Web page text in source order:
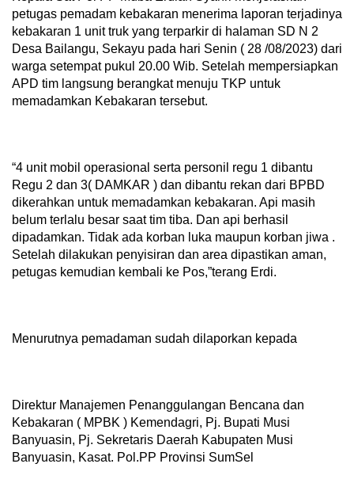
petugas pemadam kebakaran menerima laporan terjadinya
kebakaran 1 unit truk yang terparkir di halaman SD N 2
Desa Bailangu, Sekayu pada hari Senin ( 28 /08/2023) dari
warga setempat pukul 20.00 Wib. Setelah mempersiapkan
APD tim langsung berangkat menuju TKP untuk
memadamkan Kebakaran tersebut.
“4 unit mobil operasional serta personil regu 1 dibantu
Regu 2 dan 3( DAMKAR ) dan dibantu rekan dari BPBD
dikerahkan untuk memadamkan kebakaran. Api masih
belum terlalu besar saat tim tiba. Dan api berhasil
dipadamkan. Tidak ada korban luka maupun korban jiwa .
Setelah dilakukan penyisiran dan area dipastikan aman,
petugas kemudian kembali ke Pos,”terang Erdi.
Menurutnya pemadaman sudah dilaporkan kepada
Direktur Manajemen Penanggulangan Bencana dan
Kebakaran ( MPBK ) Kemendagri, Pj. Bupati Musi
Banyuasin, Pj. Sekretaris Daerah Kabupaten Musi
Banyuasin, Kasat. Pol.PP Provinsi SumSel